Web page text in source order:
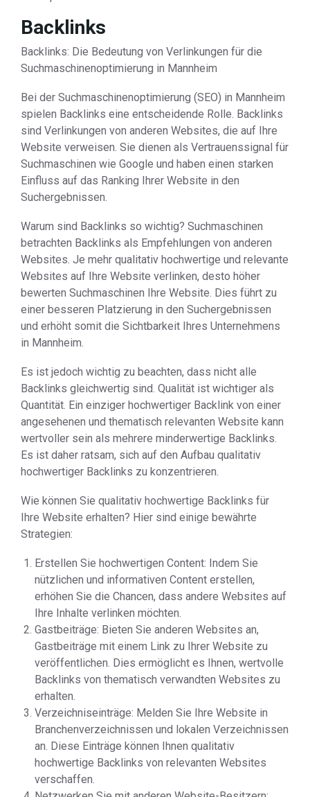
Backlinks
Backlinks: Die Bedeutung von Verlinkungen für die
Suchmaschinenoptimierung in Mannheim
Bei der Suchmaschinenoptimierung (SEO) in Mannheim
spielen Backlinks eine entscheidende Rolle. Backlinks
sind Verlinkungen von anderen Websites, die auf Ihre
Website verweisen. Sie dienen als Vertrauenssignal für
Suchmaschinen wie Google und haben einen starken
Einfluss auf das Ranking Ihrer Website in den
Suchergebnissen.
Warum sind Backlinks so wichtig? Suchmaschinen
betrachten Backlinks als Empfehlungen von anderen
Websites. Je mehr qualitativ hochwertige und relevante
Websites auf Ihre Website verlinken, desto höher
bewerten Suchmaschinen Ihre Website. Dies führt zu
einer besseren Platzierung in den Suchergebnissen
und erhöht somit die Sichtbarkeit Ihres Unternehmens
in Mannheim.
Es ist jedoch wichtig zu beachten, dass nicht alle
Backlinks gleichwertig sind. Qualität ist wichtiger als
Quantität. Ein einziger hochwertiger Backlink von einer
angesehenen und thematisch relevanten Website kann
wertvoller sein als mehrere minderwertige Backlinks.
Es ist daher ratsam, sich auf den Aufbau qualitativ
hochwertiger Backlinks zu konzentrieren.
Wie können Sie qualitativ hochwertige Backlinks für
Ihre Website erhalten? Hier sind einige bewährte
Strategien:
Erstellen Sie hochwertigen Content: Indem Sie
nützlichen und informativen Content erstellen,
erhöhen Sie die Chancen, dass andere Websites auf
Ihre Inhalte verlinken möchten.
Gastbeiträge: Bieten Sie anderen Websites an,
Gastbeiträge mit einem Link zu Ihrer Website zu
veröffentlichen. Dies ermöglicht es Ihnen, wertvolle
Backlinks von thematisch verwandten Websites zu
erhalten.
Verzeichniseinträge: Melden Sie Ihre Website in
Branchenverzeichnissen und lokalen Verzeichnissen
an. Diese Einträge können Ihnen qualitativ
hochwertige Backlinks von relevanten Websites
verschaffen.